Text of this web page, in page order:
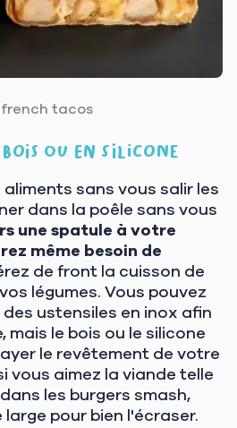
french tacos
ou en silicone
sans vous salir les
dans la poêle sans vous
une spatule à votre
même besoin de
de front la cuisson de
légumes. Vous pouvez
ustensiles en inox afin
mais le bois ou le silicone
le revêtement de votre
vous aimez la viande telle
les burgers smash,
pour bien l'écraser.